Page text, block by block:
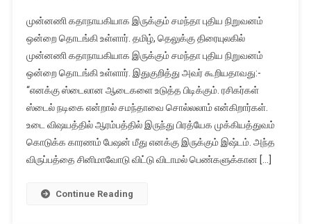
முன்னணி கதாநாயகியாக இருக்கும் சமந்தா புதிய நிறுவனம்
ஒன்றை தொடங்கி உள்ளார். தமிழ், தெலுக்கு திரையுலகில்
முன்னணி கதாநாயகியாக இருக்கும் சமந்தா புதிய நிறுவனம்
ஒன்றை தொடங்கி உள்ளார். இதுகுறித்து அவர் கூறியதாவது:-
“எனக்கு ஸ்டைலான ஆடைகளை உடுத்த பிடிக்கும். ரசிகர்கள்
ஸ்டைல் நடிகை என்றால் சமந்தாவை சொல்லலாம் என்கிறார்கள்.
உடை விஷயத்தில் ஆரம்பத்தில் இருந்து பிரத்யேக முக்கியத்துவம்
கொடுக்க காரணம் பேஷன் மீது எனக்கு இருக்கும் இஷ்டம். அந்த
விருப்பத்தை சினிமாவோடு விட்டு விடாமல் பெண்களுக்கான […]
Continue Reading